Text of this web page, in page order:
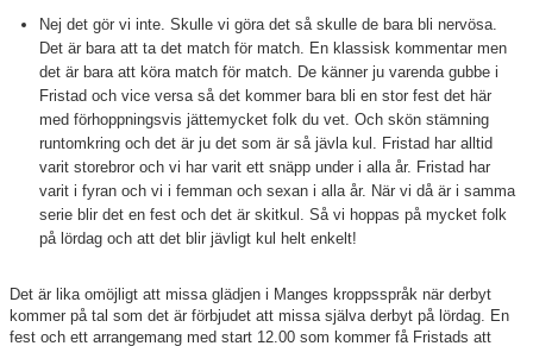
Nej det gör vi inte. Skulle vi göra det så skulle de bara bli nervösa.
Det är bara att ta det match för match. En klassisk kommentar men
det är bara att köra match för match. De känner ju varenda gubbe i
Fristad och vice versa så det kommer bara bli en stor fest det här
med förhoppningsvis jättemycket folk du vet. Och skön stämning
runtomkring och det är ju det som är så jävla kul. Fristad har alltid
varit storebror och vi har varit ett snäpp under i alla år. Fristad har
varit i fyran och vi i femman och sexan i alla år. När vi då är i samma
serie blir det en fest och det är skitkul. Så vi hoppas på mycket folk
på lördag och att det blir jävligt kul helt enkelt!
Det är lika omöjligt att missa glädjen i Manges kroppsspråk när derbyt
kommer på tal som det är förbjudet att missa själva derbyt på lördag. En
fest och ett arrangemang med start 12.00 som kommer få Fristads att